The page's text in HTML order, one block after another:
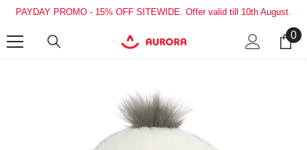
SKIP TO CONTENT
PAYDAY PROMO - 15% OFF SITEWIDE. Offer valid till 10th August.
0
0